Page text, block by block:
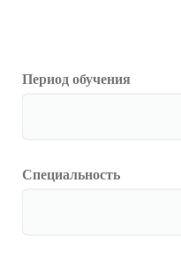
Период обучения
Специальность